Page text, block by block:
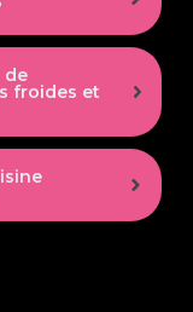
de
froides et